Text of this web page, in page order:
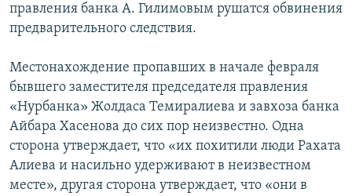
правления банка А. Гилимовым рушатся обвинения
предварительного следствия.
Местонахождение пропавших в начале февраля
бывшего заместителя председателя правления
«Нурбанка» Жолдаса Темиралиева и завхоза банка
Айбара Хасенова до сих пор неизвестно. Одна
сторона утверждает, что «их похитили люди Рахата
Алиева и насильно удерживают в неизвестном
месте», другая сторона утверждает, что «они в